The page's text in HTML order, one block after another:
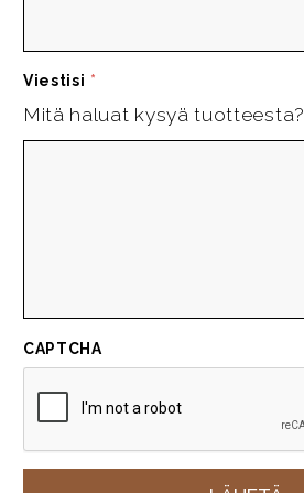
Viestisi *
Mitä haluat kysyä tuotteesta?
CAPTCHA